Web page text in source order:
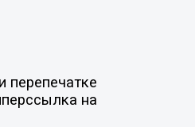
перепечатке
на